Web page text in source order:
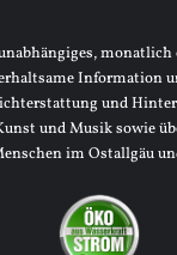
Information
und
und Musik sowie
im Ostallgäu